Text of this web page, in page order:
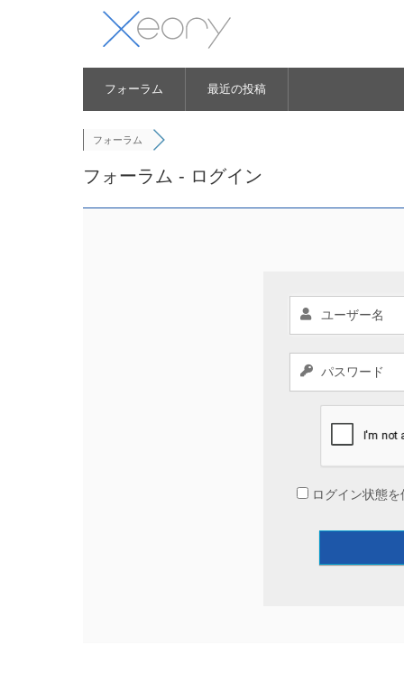
フォーラム 最近の投稿
フォーラム
フォーラム - ログイン
ログイン状態